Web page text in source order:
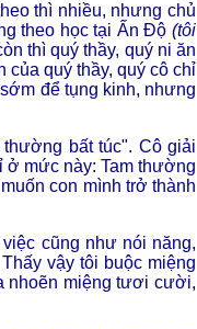
thì nhiều, nhưng chủ
theo học tại Ấn Độ(tôi
thì quý thầy, quý ni ăn
của quý thầy, quý cô chỉ
để tụng kinh, nhưng
bất túc". Cô giải
ở mức này: Tam thường
con mình trở thành
cũng như nói năng,
vậy tôi buộc miệng
nhoẽn miệng tươi cười,